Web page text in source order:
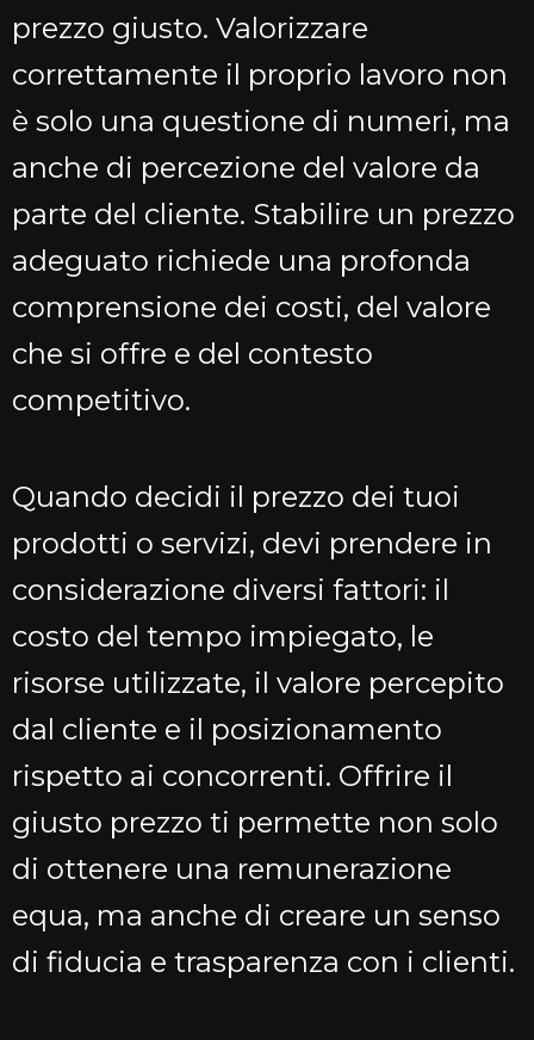
prezzo giusto. Valorizzare
correttamente il proprio lavoro non
è solo una questione di numeri, ma
anche di percezione del valore da
parte del cliente. Stabilire un prezzo
adeguato richiede una profonda
comprensione dei costi, del valore
che si offre e del contesto
competitivo.
Quando decidi il prezzo dei tuoi
prodotti o servizi, devi prendere in
considerazione diversi fattori: il
costo del tempo impiegato, le
risorse utilizzate, il valore percepito
dal cliente e il posizionamento
rispetto ai concorrenti. Offrire il
giusto prezzo ti permette non solo
di ottenere una remunerazione
equa, ma anche di creare un senso
di fiducia e trasparenza con i clienti.